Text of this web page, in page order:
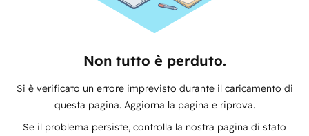
Non tutto è perduto.
Si è verificato un errore imprevisto durante il caricamento di
questa pagina. Aggiorna la pagina e riprova.
Se il problema persiste, controlla la nostra pagina di stato